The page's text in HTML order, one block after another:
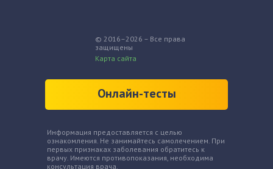
© 2016–2026 – Все права
защищены
Карта сайта
Онлайн-тесты
Информация предоставляется с целью
ознакомления. Не занимайтесь самолечением. При
первых признаках заболевания обратитесь к
врачу. Имеются противопоказания, необходима
консультация врача.